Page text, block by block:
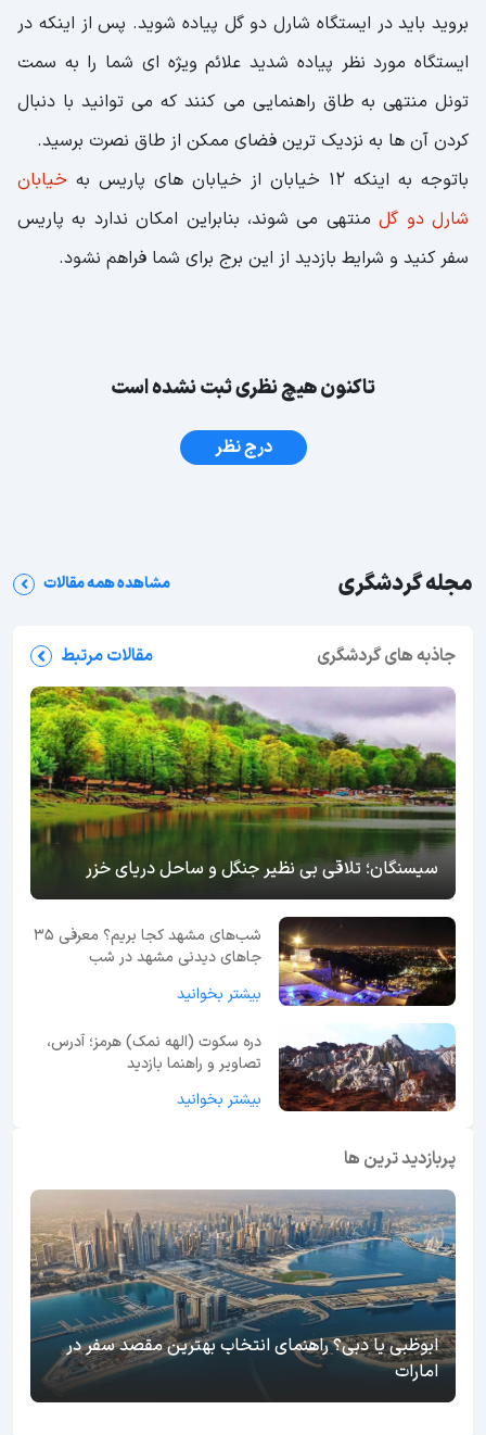
بروید باید در ایستگاه شارل دو گل پیاده شوید. پس از اینکه در
ایستگاه مورد نظر پیاده شدید علائم ویژه ای شما را به سمت
تونل منتهی به طاق راهنمایی می کنند که می توانید با دنبال
کردن آن ها به نزدیک ترین فضای ممکن از طاق نصرت برسید.
باتوجه به اینکه 12 خیابان از خیابان های پاریس به
خیابان
شارل دو گلمنتهی می شوند، بنابراین امکان ندارد به پاریس
سفر کنید و شرایط بازدید از این برج برای شما فراهم نشود.
تاکنون هیچ نظری ثبت نشده است
درج نظر
مجله گردشگری مشاهده همه مقالات
جاذبه های گردشگری مقالات مرتبط
سیسنگان؛ تلاقی بی نظیر جنگل و ساحل دریای خزر
شب‌های مشهد کجا بریم؟ معرفی 35
جاهای دیدنی مشهد در شب
بیشتر بخوانید
دره سکوت (الهه نمک) هرمز؛ آدرس،
تصاویر و راهنما بازدید
بیشتر بخوانید
پربازدید ترین ها
ابوظبی یا دبی؟ راهنمای انتخاب بهترین مقصد سفر در
امارات